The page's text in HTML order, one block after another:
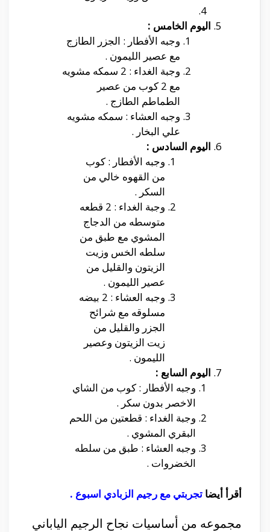
اليوم الخامس :
وجبه الأفطار : الجزر الطازج
مع عصير الليمون .
وجبة الغداء : 2 سمكه مشويه
مع 2 كوب من عصير
الطماطم الطازج .
وجبه العشاء : سمكه مشويه
علي البخار .
اليوم السادس :
وجبه الأفطار : كوب
من القهوه خالي من
السكر .
وجبة الغداء : 2 قطعه
متوسطه من الدجاج
المشوي مع طبق من
سلطه الخس وزيت
الزيتون والقليل من
عصير الليمون .
وجبه العشاء : 2 بيضه
مسلوقه مع شرائح
الجزر والقليل من
زيت الزيتون وعصير
الليمون .
اليوم السابع :
وجبه الأفطار : كوب من الشاي
الاخصر بدون سكر .
وجبة الغداء : قطعتين من اللحم
البقري المشوي .
وجبه العشاء : طبق من سلطه
الخضروات .
أقرأ أيضا تجربتي مع رجيم الزبادي اسبوع .
مجموعه من أساسيات نجاح الرجيم الياباني